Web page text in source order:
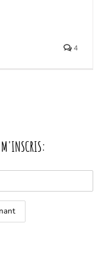
4
M'INSCRIS: